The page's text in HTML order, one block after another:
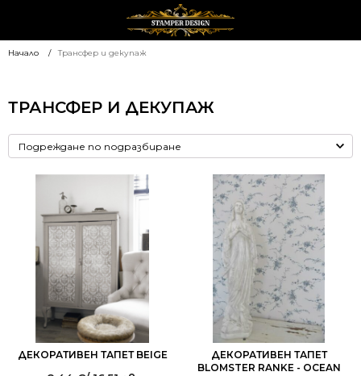
Начало Трансфер и декупаж
ТРАНСФЕР И ДЕКУПАЖ
ДЕКОРАТИВЕН ТАПЕТ BEIGE
ДЕКОРАТИВЕН ТАПЕТ
BLOMSTER RANKE - OCEAN